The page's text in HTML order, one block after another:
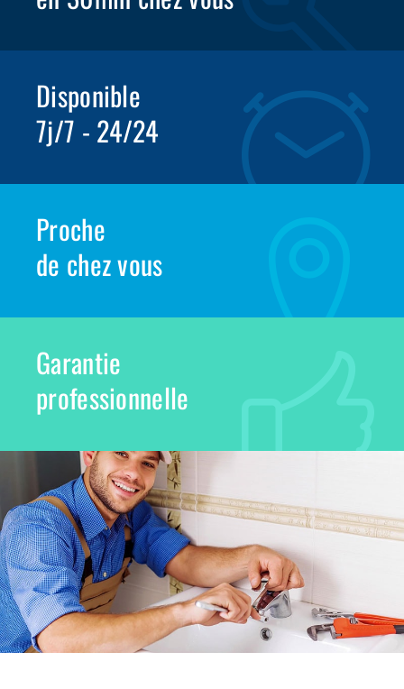
Disponible
7j/7 - 24/24
Proche
de chez vous
Garantie
professionnelle